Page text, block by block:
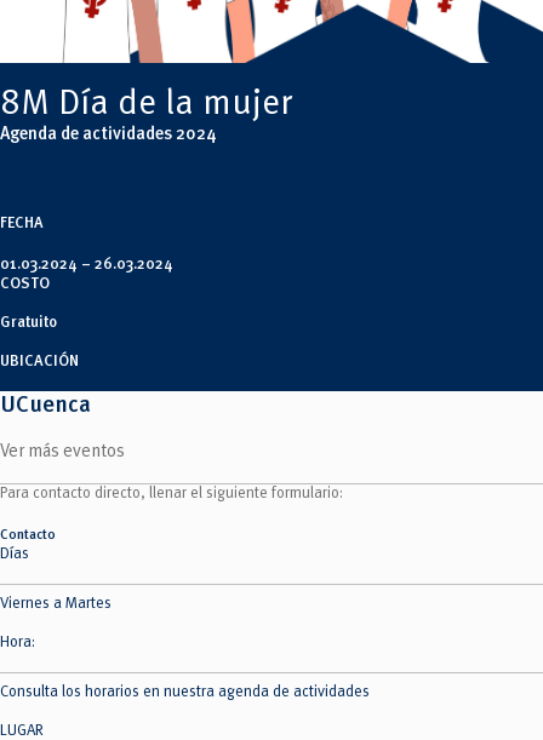
y Agropecuarias
MOVERU
Posgrados
Radio Universitaria
Sostenibilidad
Vinculación
8M Día de la mujer
Agenda de actividades 2024
FECHA
01.03.2024 – 26.03.2024
COSTO
Gratuito
UBICACIÓN
UCuenca
Ver más eventos
Para contacto directo, llenar el siguiente formulario:
Contacto
Días
Viernes a Martes
Hora:
Consulta los horarios en nuestra agenda de actividades
LUGAR